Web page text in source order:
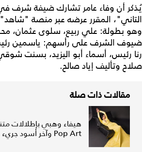
يُذكر أن وفاء عامر تشارك ضيفة
التاني"، المقرر عرضه عبر منصة "شاهد"
وهو بطولة: علي ربيع، سلوى عثمان،
ضيوف الشرف على رأسهم: ياسمين
رنا رئيس، أسماء أبو اليزيد، بسنت
صلاح وتأليف إياد صالح.
مقالات ذات صلة
هيفاء وهبي بإطلالات
Pop Art وآخر أسود جريء